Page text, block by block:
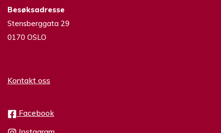
Besøksadresse
Stensberggata 29
0170 OSLO
Kontakt oss
Facebook